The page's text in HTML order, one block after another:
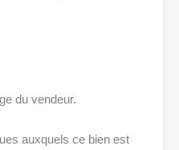
du vendeur.
auxquels ce bien est